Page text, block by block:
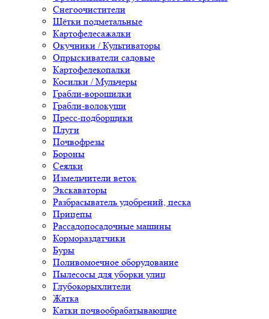
Снегоочистители
Щётки подметальные
Картофелесажалки
Окучники / Культиваторы
Опрыскиватели садовые
Картофелекопалки
Косилки / Мульчеры
Грабли-ворошилки
Грабли-волокуши
Пресс-подборщики
Плуги
Почвофрезы
Бороны
Сеялки
Измельчители веток
Экскаваторы
Разбрасыватель удобрений, песка
Прицепы
Рассадопосадочные машины
Кормораздатчики
Буры
Поливомоечное оборудование
Пылесосы для уборки улиц
Глубокорыхлители
Жатка
Катки почвообрабатывающие